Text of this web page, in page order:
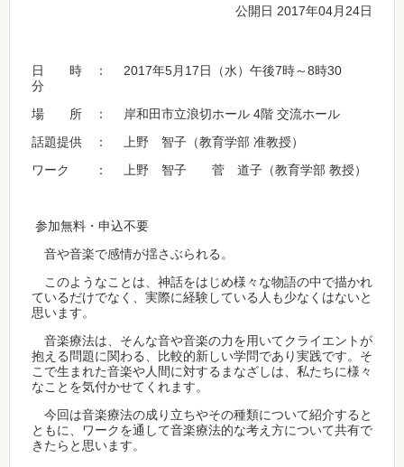
公開日 2017年04月24日
日 時 ： 2017年5月17日（水）午後7時～8時30
分
場 所 ： 岸和田市立浪切ホール 4階 交流ホール
話題提供 ： 上野 智子（教育学部 准教授）
ワーク ： 上野 智子 菅 道子（教育学部 教授）
参加無料・申込不要
音や音楽で感情が揺さぶられる。
このようなことは、神話をはじめ様々な物語の中で描かれ
ているだけでなく、実際に経験している人も少なくはないと
思います。
音楽療法は、そんな音や音楽の力を用いてクライエントが
抱える問題に関わる、比較的新しい学問であり実践です。そ
こで生まれた音楽や人間に対するまなざしは、私たちに様々
なことを気付かせてくれます。
今回は音楽療法の成り立ちやその種類について紹介すると
ともに、ワークを通して音楽療法的な考え方について共有で
きたらと思います。